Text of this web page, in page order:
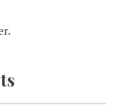
.